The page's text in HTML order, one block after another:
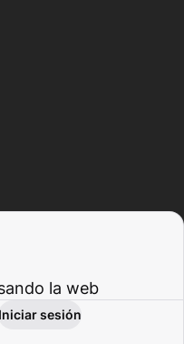
Actividad
la web
sesión